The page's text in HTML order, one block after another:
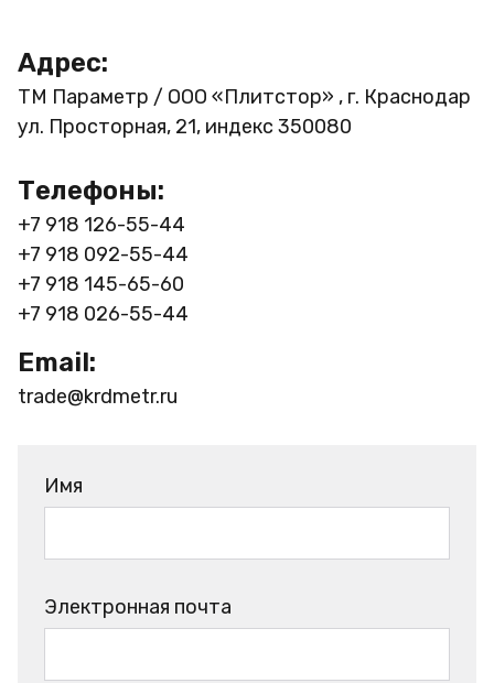
Адрес:
ТМ Параметр / ООО «Плитстор» , г. Краснодар
ул. Просторная, 21, индекс 350080
Телефоны:
+7 918 126-55-44
+7 918 092-55-44
+7 918 145-65-60
+7 918 026-55-44
Email:
trade@krdmetr.ru
Имя
Электронная почта